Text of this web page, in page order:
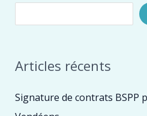
Articles récents
Signature de contrats BSPP